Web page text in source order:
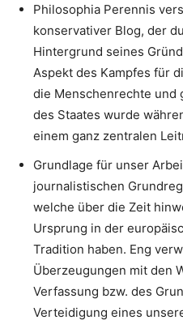
Philosophia Perennis
konservativer Blog, der
Hintergrund seines
Aspekt des Kampfes für
die Menschenrechte
des Staates wurde
einem ganz zentralen
Grundlage für unser
journalistischen
welche über die Zeit
Ursprung in der
Tradition haben. Eng
Überzeugungen mit den
Verfassung bzw. des
Verteidigung eines